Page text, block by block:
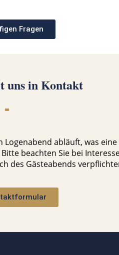
Fragen
uns in Kontakt
abläuft, was
beachten Sie bei
des Gästeabends